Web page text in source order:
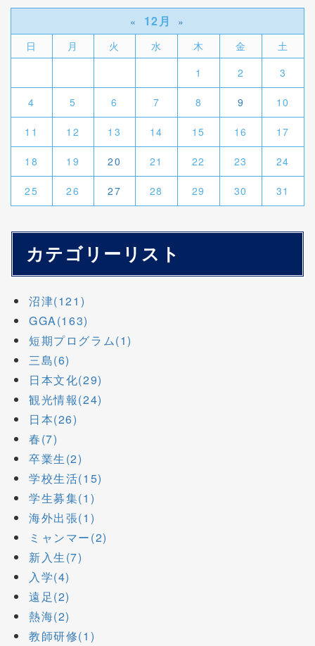
« 12月
»
日
月 火 水 木 金
土
1
2 3
4 5 6 7 8 9 10
11 12 13 14 15 16 17
18 19 20 21 22 23 24
25 26 27 28 29 30 31
カテゴリーリスト
沼津(121)
GGA(163)
短期プログラム(1)
三島(6)
日本文化(29)
観光情報(24)
日本(26)
春(7)
卒業生(2)
学校生活(15)
学生募集(1)
海外出張(1)
ミャンマー(2)
新入生(7)
入学(4)
遠足(2)
熱海(2)
教師研修(1)